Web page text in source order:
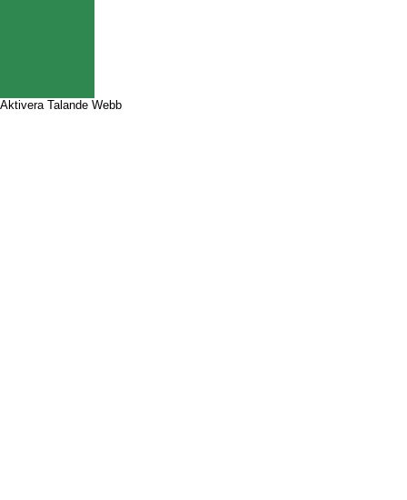
Aktivera Talande Webb